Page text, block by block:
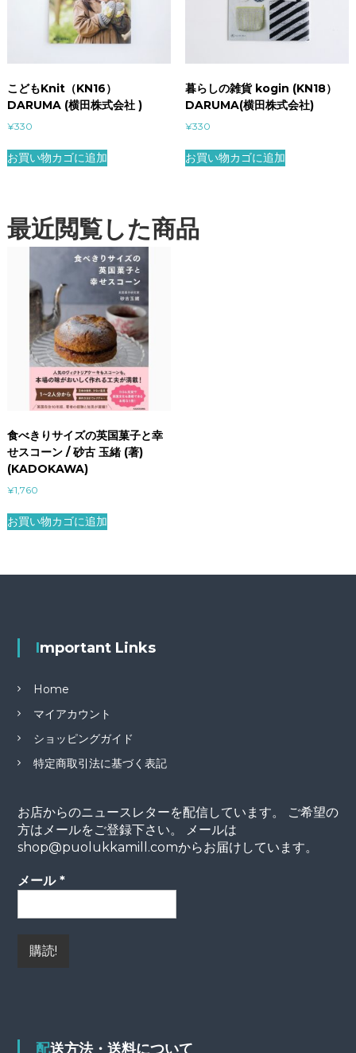
こどもKnit（KN16）
DARUMA (横田株式会社 )
¥330
お買い物カゴに追加
暮らしの雑貨 kogin (KN18）
DARUMA(横田株式会社)
¥330
お買い物カゴに追加
最近閲覧した商品
食べきりサイズの英国菓子と幸
せスコーン / 砂古 玉緒 (著)
(KADOKAWA)
¥1,760
お買い物カゴに追加
Important Links
Home
マイアカウント
ショッピングガイド
特定商取引法に基づく表記
お店からのニュースレターを配信しています。 ご希望の
方はメールをご登録下さい。 メールは
shop@puolukkamill.comからお届けしています。
メール *
配送方法・送料について